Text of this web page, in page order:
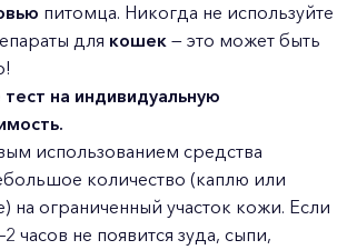
питомца. Никогда не используйте
для кошек — это может быть
на индивидуальную
использованием средства
количество (каплю или
на ограниченный участок кожи. Если
часов не появится зуда, сыпи,